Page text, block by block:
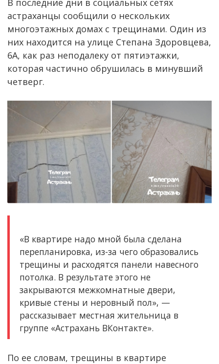
В последние дни в социальных сетях
астраханцы сообщили о нескольких
многоэтажных домах с трещинами. Один из
них находится на улице Степана Здоровцева,
6А, как раз неподалеку от пятиэтажки,
которая частично обрушилась в минувший
четверг.
«В квартире надо мной была сделана
перепланировка, из-за чего образовались
трещины и расходятся панели навесного
потолка. В результате этого не
закрываются межкомнатные двери,
кривые стены и неровный пол», —
рассказывает местная жительница в
группе «Астрахань ВКонтакте».
По ее словам, трещины в квартире